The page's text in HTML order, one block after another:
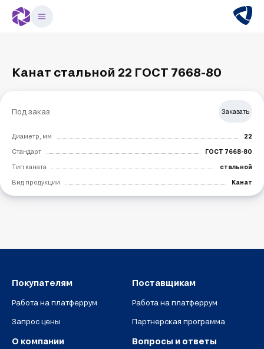
Канат стальной 22 ГОСТ 7668-80
Под заказ Заказать
Диаметр, мм 22
Стандарт ГОСТ 7668-80
Тип каната стальной
Вид продукции Канат
Покупателям
Работа на платферрум
Запрос цены
Поставщикам
Работа на платферрум
Партнерская программа
О компании Вопросы и ответы